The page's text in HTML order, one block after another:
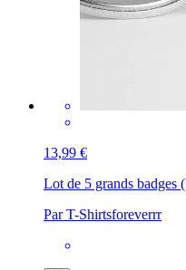
13,99 €
Lot de 5 grands badges
Par T-Shirtsforeverrr